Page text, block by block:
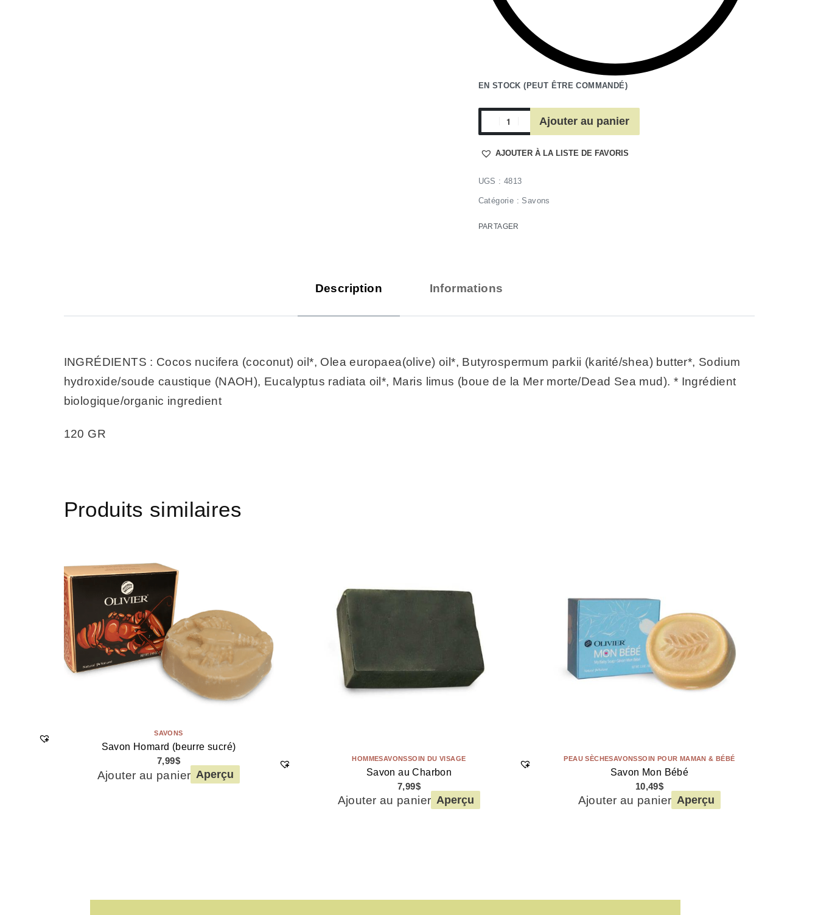
EN STOCK (PEUT ÊTRE COMMANDÉ)
Ajouter au panier
AJOUTER À LA LISTE DE FAVORIS
4813
Catégorie :Savons
PARTAGER
Description Informations
INGRÉDIENTS : Cocos nucifera (coconut) oil*, Olea europaea(olive) oil*, Butyrospermum parkii (karité/shea) butter*, Sodium
hydroxide/soude caustique (NAOH), Eucalyptus radiata oil*, Maris limus (boue de la Mer morte/Dead Sea mud). * Ingrédient
biologique/organic ingredient
120 GR
Produits similaires
SAVONS
Savon Homard (beurre sucré)
7,99$
Ajouter au panier Aperçu
HOMMESAVONSSOIN DU VISAGE
Savon au Charbon
7,99$
Ajouter au panier Aperçu
PEAU SÈCHESAVONSSOIN POUR MAMAN & BÉBÉ
Savon Mon Bébé
10,49$
Ajouter au panier Aperçu